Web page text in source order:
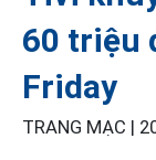
60 triệu
Friday
TRANG MẠC |